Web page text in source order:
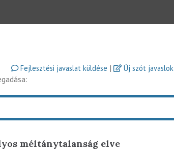
Fejlesztési javaslat küldése | Új szót
méltánytalanság elve